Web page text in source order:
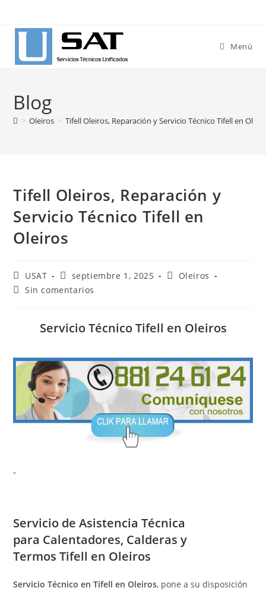
contenido
Menú
Blog
> Oleiros > Tifell Oleiros, Reparación y Servicio Técnico Tifell en
Tifell Oleiros, Reparación y
Servicio Técnico Tifell en
Oleiros
Autor
de
USAT
Publicación
de
septiembre 1, 2025
Categoría
Oleiros
Comentarios
entrada:
Sin comentarios
Servicio Técnico Tifell en Oleiros
Servicio de Asistencia Técnica
para Calentadores, Calderas y
Termos Tifell en Oleiros
Servicio Técnico en Tifell en Oleiros, pone a su disposición